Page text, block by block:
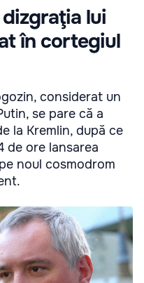
lui
în cortegiul
considerat un
se pare că a
la Kremlin, după ce
de ore lansarea
noul cosmodrom